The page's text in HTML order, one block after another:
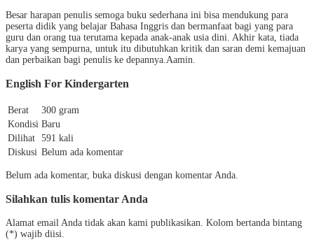
Besar harapan penulis semoga buku sederhana ini bisa mendukung para
peserta didik yang belajar Bahasa Inggris dan bermanfaat bagi yang para
guru dan orang tua terutama kepada anak-anak usia dini. Akhir kata, tiada
karya yang sempurna, untuk itu dibutuhkan kritik dan saran demi kemajuan
dan perbaikan bagi penulis ke depannya.Aamin.
English For Kindergarten
Berat
300 gram
Kondisi Baru
Dilihat 591 kali
Diskusi Belum ada komentar
Belum ada komentar, buka diskusi dengan komentar Anda.
Silahkan tulis komentar Anda
Alamat email Anda tidak akan kami publikasikan. Kolom bertanda bintang
(*) wajib diisi.